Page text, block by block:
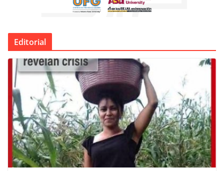
Editorial